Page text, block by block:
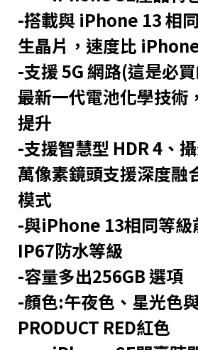
-搭載與 iPhone 13 相
生晶片，速度比
-支援 5G 網路(這是必
最新一代電池化學技術
提升
-支援智慧型 HDR 4、
萬像素鏡頭支援深度融
模式
-與iPhone 13相同等級
IP67防水等級
-容量多出256GB 選項
-顏色:午夜色、星光色
PRODUCT RED紅色